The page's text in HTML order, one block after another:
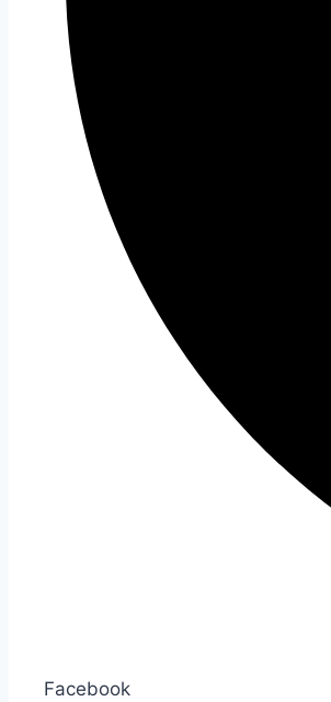
Facebook